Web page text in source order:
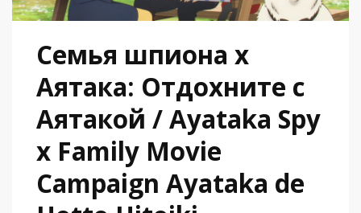
Семья шпиона x
Аятака: Отдохните с
Аятакой / Ayataka Spy
x Family Movie
Campaign Ayataka de